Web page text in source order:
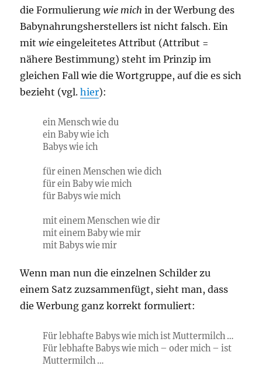
die Formulierungwie mich in der Werbung des
Babynahrungsherstellers ist nicht falsch. Ein
mitwie eingeleitetes Attribut (Attribut =
nähere Bestimmung) steht im Prinzip im
gleichen Fall wie die Wortgruppe, auf die es sich
bezieht (vgl.hier):
ein Mensch wie du
ein Baby wie ich
Babys wie ich
für einen Menschen wie dich
für ein Baby wie mich
für Babys wie mich
mit einem Menschen wie dir
mit einem Baby wie mir
mit Babys wie mir
Wenn man nun die einzelnen Schilder zu
einem Satz zuzsammenfügt, sieht man, dass
die Werbung ganz korrekt formuliert:
Für lebhafte Babys wie mich ist Muttermilch …
Für lebhafte Babys wie mich – oder mich – ist
Muttermilch …